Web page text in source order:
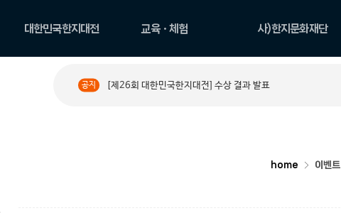
대한민국한지대전
수상작 둘러보기
교육ㆍ체험 사)한지문화재단
공지 [제26회 대한민국한지대전] 수상 결과 발표
home 이벤트